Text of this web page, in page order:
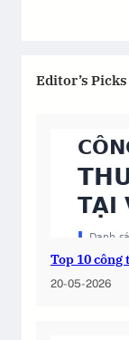
Editor’s Picks
Top 10
20-05-2026